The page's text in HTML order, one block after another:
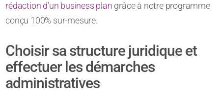
rédaction d’un business plan grâce à notre programme
conçu 100% sur-mesure.
Choisir sa structure juridique et
effectuer les démarches
administratives